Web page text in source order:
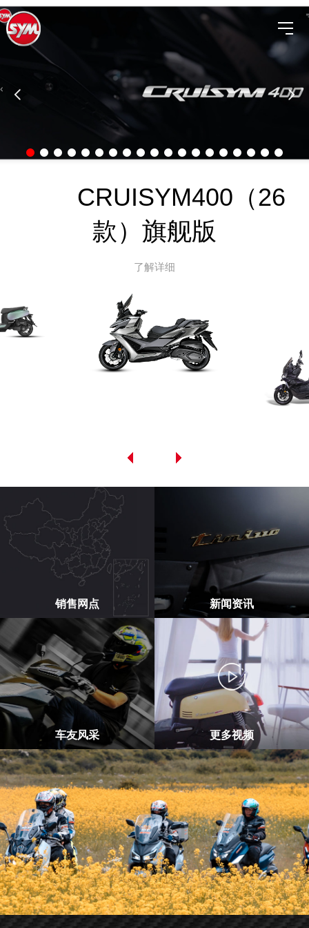
CRUISYM400（26
款）旗舰版
了解详细
销售网点 新闻资讯
车友风采 更多视频